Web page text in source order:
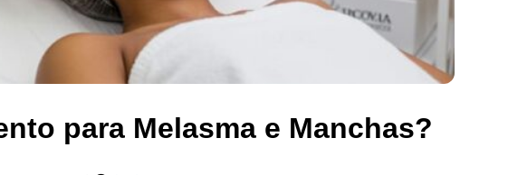
para Melasma e Manchas?